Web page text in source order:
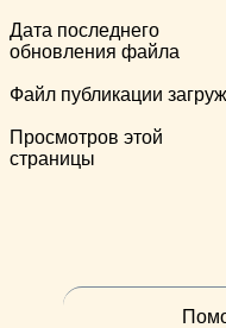
Дата последнего
обновления файла
Файл публикации
Просмотров этой
страницы